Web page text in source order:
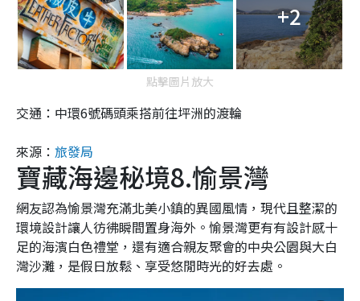
+2
點擊圖片放大
交通：中環6號碼頭乘搭前往坪洲的渡輪
來源： 旅發局
寶藏海邊秘境8.愉景灣
網友認為愉景灣充滿北美小鎮的異國風情，現代且整潔的
環境設計讓人彷彿瞬間置身海外。愉景灣更有有設計感十
足的海濱白色禮堂，還有適合親友聚會的中央公園與大白
灣沙灘，是假日放鬆、享受悠閒時光的好去處。